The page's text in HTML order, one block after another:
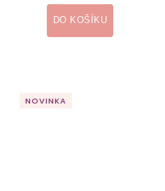
DO KOŠÍKU
NOVINKA